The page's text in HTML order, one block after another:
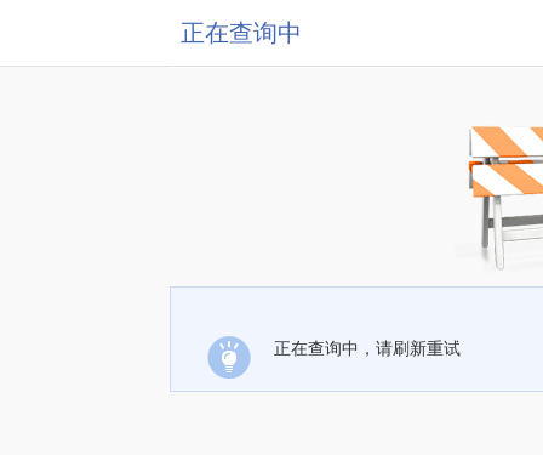
正在查询中
正在查询中，请刷新重试